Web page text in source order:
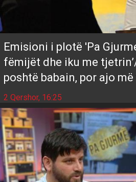
Emisioni i plotë 'Pa
fëmijët dhe iku me
poshtë babain, por ajo
2 Qershor, 16:25